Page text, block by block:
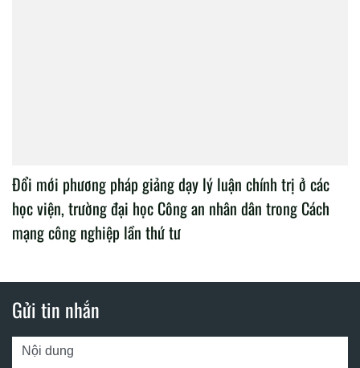
Đổi mới phương pháp giảng dạy lý luận chính trị ở các
học viện, trường đại học Công an nhân dân trong Cách
mạng công nghiệp lần thứ tư
Gửi tin nhắn